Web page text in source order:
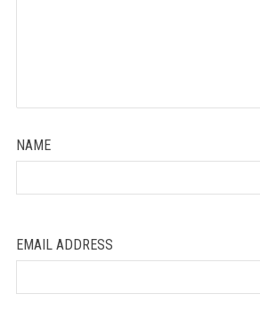
NAME
EMAIL ADDRESS